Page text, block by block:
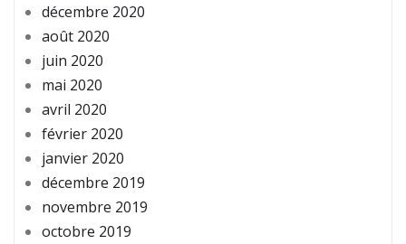
décembre 2020
août 2020
juin 2020
mai 2020
avril 2020
février 2020
janvier 2020
décembre 2019
novembre 2019
octobre 2019